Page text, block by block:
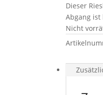
Dieser
Abgang
Nicht